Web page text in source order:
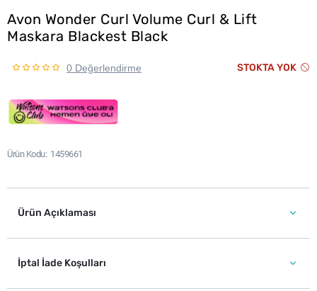
Avon Wonder Curl Volume Curl & Lift
Maskara Blackest Black
0 Değerlendirme STOKTA YOK
Ürün Kodu 1459661
Ürün Açıklaması
İptal İade Koşulları